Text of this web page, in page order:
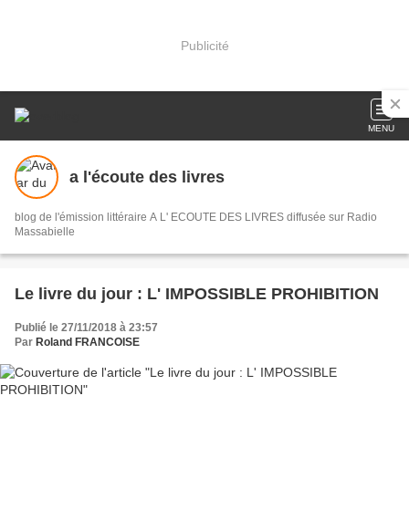
Publicité
MENU
a l'écoute des livres
blog de l'émission littéraire A L' ECOUTE DES LIVRES diffusée sur Radio
Massabielle
Le livre du jour : L' IMPOSSIBLE PROHIBITION
Publié le 27/11/2018 à 23:57
Par Roland FRANCOISE